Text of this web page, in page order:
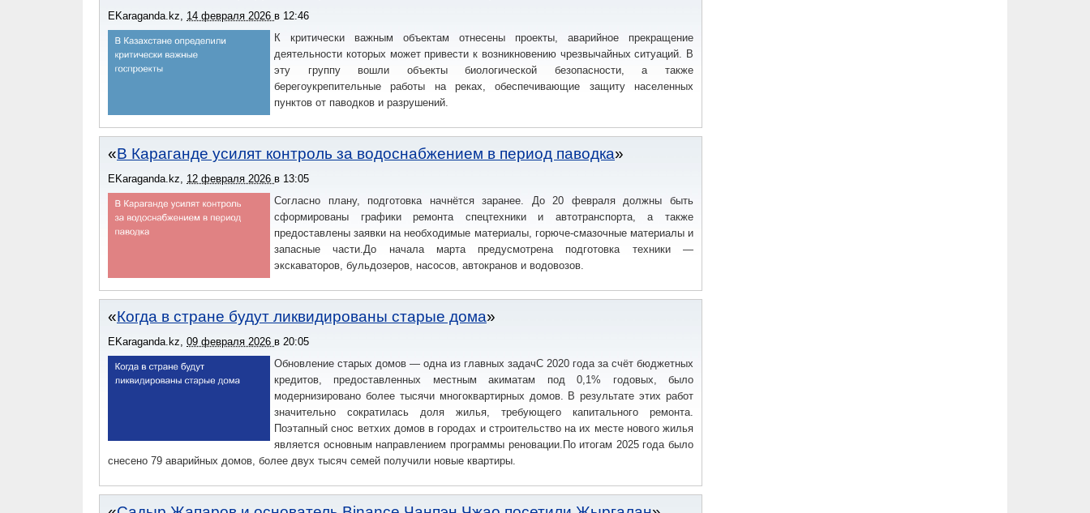
EKaraganda.kz, 14 февраля 2026 в 12:46
К критически важным объектам отнесены проекты, аварийное прекращение
деятельности которых может привести к возникновению чрезвычайных ситуаций. В
эту группу вошли объекты биологической безопасности, а также
берегоукрепительные работы на реках, обеспечивающие защиту населенных
пунктов от паводков и разрушений.
В Караганде усилят контроль за водоснабжением в период паводка
EKaraganda.kz, 12 февраля 2026 в 13:05
Согласно плану, подготовка начнётся заранее. До 20 февраля должны быть
сформированы графики ремонта спецтехники и автотранспорта, а также
предоставлены заявки на необходимые материалы, горюче-смазочные материалы и
запасные части.До начала марта предусмотрена подготовка техники —
экскаваторов, бульдозеров, насосов, автокранов и водовозов.
Когда в стране будут ликвидированы старые дома
EKaraganda.kz, 09 февраля 2026 в 20:05
Обновление старых домов — одна из главных задачС 2020 года за счёт бюджетных
кредитов, предоставленных местным акиматам под 0,1% годовых, было
модернизировано более тысячи многоквартирных домов. В результате этих работ
значительно сократилась доля жилья, требующего капитального ремонта.
Поэтапный снос ветхих домов в городах и строительство на их месте нового жилья
является основным направлением программы реновации.По итогам 2025 года было
снесено 79 аварийных домов, более двух тысяч семей получили новые квартиры.